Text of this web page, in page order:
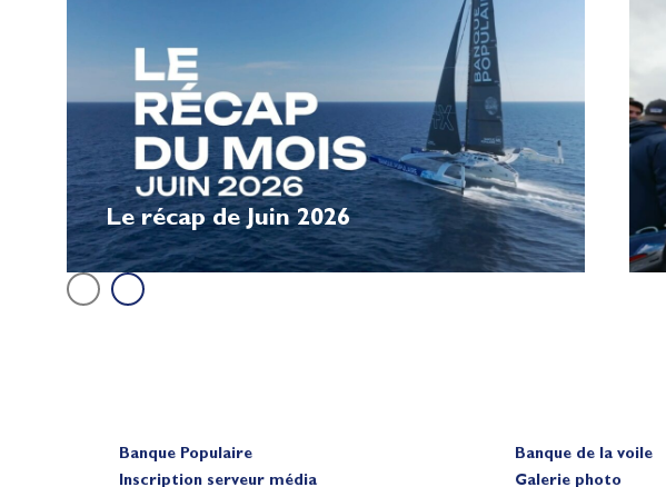
Le récap de Juin 2026
Banque Populaire
Inscription serveur média
Banque de la voile
Galerie photo